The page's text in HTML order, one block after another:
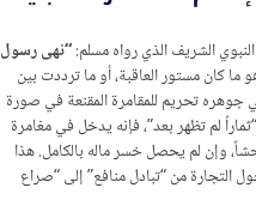
الشريف الذي رواه مسلم:“نهى رسول
ما كان مستور العاقبة، أو ما ترددت بين
تحريم للمقامرة المقنعة في صورة
لم تظهر بعد”، فإنه يدخل في مغامرة
وإن لم يحصل خسر ماله بالكامل. هذا
التجارة من “تبادل منافع” إلى “صراع